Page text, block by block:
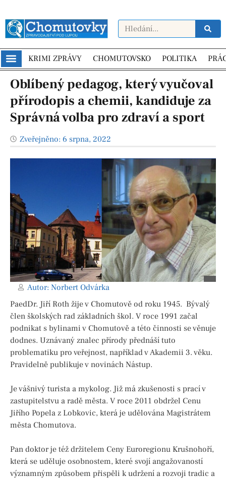
KRIMI ZPRÁVY CHOMUTOVSKO POLITIKA
Oblíbený pedagog, který vyučoval
přírodopis a chemii, kandiduje za
Správná volba pro zdraví a sport
Zveřejněno: 6 srpna, 2022
Autor: Norbert Odvárka
PaedDr. Jiří Roth žije v Chomutově od roku 1945. Bývalý
člen školských rad základních škol. V roce 1991 začal
podnikat s bylinami v Chomutově a této činnosti se věnuje
dodnes. Uznávaný znalec přírody přednáší tuto
problematiku pro veřejnost, například v Akademii 3. věku.
Pravidelně publikuje v novinách Nástup.
Je vášnivý turista a mykolog. Již má zkušenosti s prací v
zastupitelstvu a radě města. V roce 2011 obdržel Cenu
Jiřího Popela z Lobkovic, která je udělována Magistrátem
města Chomutova.
Pan doktor je též držitelem Ceny Euroregionu Krušnohoří,
která se uděluje osobnostem, které svojí angažovaností
významným způsobem přispěli k udržení a rozvoji tradic a